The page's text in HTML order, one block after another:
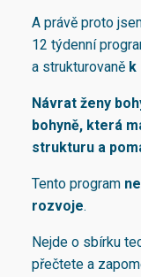
A právě proto
12 týdenní
a strukturovaně k
Návrat ženy
bohyně, která
strukturu a
Tento program
rozvoje.
Nejde o sbírku
přečtete a